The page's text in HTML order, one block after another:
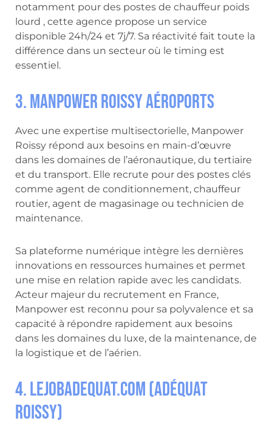
notamment pour des postes de chauffeur poids
lourd , cette agence propose un service
disponible 24h/24 et 7j/7. Sa réactivité fait toute la
différence dans un secteur où le timing est
essentiel.
3. Manpower Roissy Aéroports
Avec une expertise multisectorielle, Manpower
Roissy répond aux besoins en main-d’œuvre
dans les domaines de l’aéronautique, du tertiaire
et du transport. Elle recrute pour des postes clés
comme agent de conditionnement, chauffeur
routier, agent de magasinage ou technicien de
maintenance.
Sa plateforme numérique intègre les dernières
innovations en ressources humaines et permet
une mise en relation rapide avec les candidats.
Acteur majeur du recrutement en France,
Manpower est reconnu pour sa polyvalence et sa
capacité à répondre rapidement aux besoins
dans les domaines du luxe, de la maintenance, de
la logistique et de l’aérien.
4. LeJobAdequat.com (Adéquat
Roissy)